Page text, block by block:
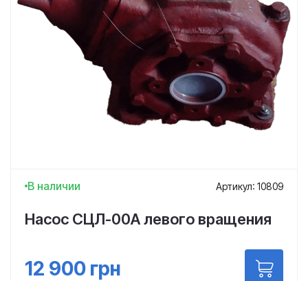
В наличии Артикул: 10809
Насос СЦЛ-00А левого вращения
12 900 грн